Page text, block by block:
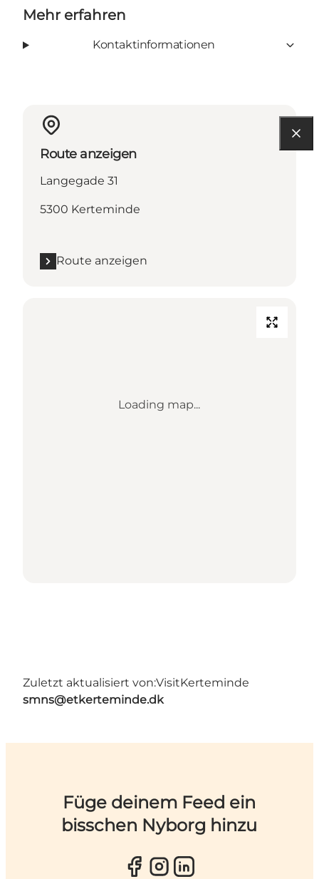
Mehr erfahren
Kontaktinformationen
Route anzeigen
Langegade 31
5300 Kerteminde
Route anzeigen
Loading map...
Zuletzt aktualisiert von:VisitKerteminde
smns@etkerteminde.dk
Füge deinem Feed ein
bisschen Nyborg hinzu